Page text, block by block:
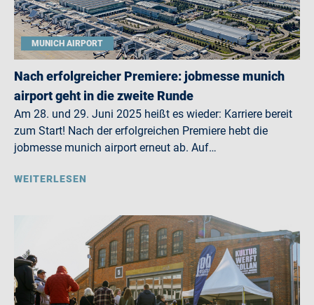
MUNICH AIRPORT
Nach erfolgreicher Premiere: jobmesse munich
airport geht in die zweite Runde
Am 28. und 29. Juni 2025 heißt es wieder: Karriere bereit
zum Start! Nach der erfolgreichen Premiere hebt die
jobmesse munich airport erneut ab. Auf…
WEITERLESEN